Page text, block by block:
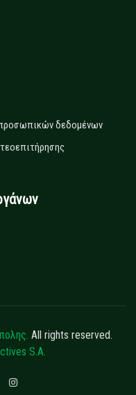
προσωπικών δεδομένων
All rights reserved.
S.A.